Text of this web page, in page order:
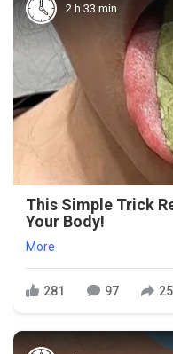
2 h 33 min
This Simple Trick
Your Body!
More
281 97